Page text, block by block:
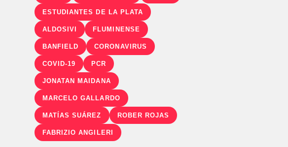
ESTUDIANTES DE LA PLATA
ALDOSIVI FLUMINENSE
BANFIELD CORONAVIRUS
COVID-19 PCR
JONATAN MAIDANA
MARCELO GALLARDO
MATÍAS SUÁREZ ROBER ROJAS
FABRIZIO ANGILERI